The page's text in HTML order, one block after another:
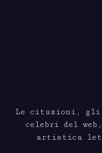
Le citazioni,
celebri del
artistica